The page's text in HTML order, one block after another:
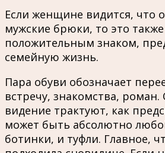
Если женщине видится, что
мужские брюки, то это также
положительным знаком,
семейную жизнь.
Пара обуви обозначает
встречу, знакомства,
видение трактуют, как
может быть абсолютно
ботинки, и туфли. Главное,